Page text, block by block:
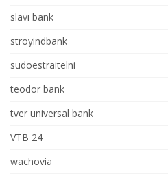
slavi bank
stroyindbank
sudoestraitelni
teodor bank
tver universal bank
VTB 24
wachovia